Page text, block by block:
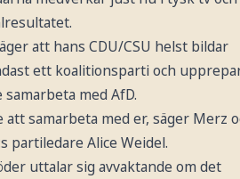
att hans CDU/CSU helst bildar
ett koalitionsparti och
med AfD.
att samarbeta med er, säger Merz
partiledare Alice Weidel.
uttalar sig avvaktande om det